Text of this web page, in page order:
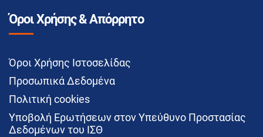
Όροι Χρήσης & Απόρρητο
Όροι Χρήσης Ιστοσελίδας
Προσωπικά Δεδομένα
Πολιτική cookies
Υποβολή Ερωτήσεων στον Υπεύθυνο Προστασίας
Δεδομένων του ΙΣΘ